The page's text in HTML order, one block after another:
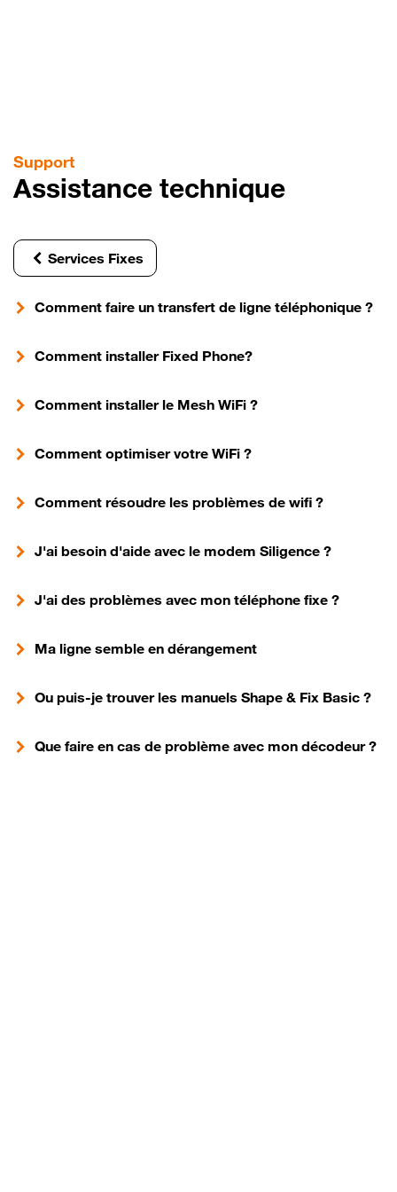
Support
Assistance technique
Services Fixes
Comment faire un transfert de ligne téléphonique ?
Comment installer Fixed Phone?
Comment installer le Mesh WiFi ?
Comment optimiser votre WiFi ?
Comment résoudre les problèmes de wifi ?
J'ai besoin d'aide avec le modem Siligence ?
J'ai des problèmes avec mon téléphone fixe ?
Ma ligne semble en dérangement
Ou puis-je trouver les manuels Shape & Fix Basic ?
Que faire en cas de problème avec mon décodeur ?